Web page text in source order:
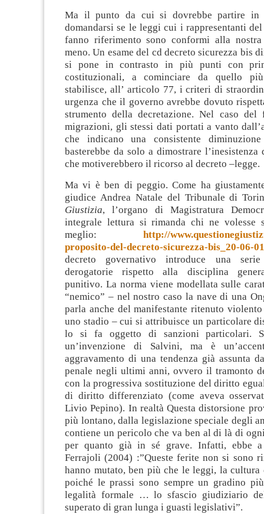
Ma il punto da cui si dovrebbe partire in
domandarsi se le leggi cui i rappresentanti
fanno riferimento sono conformi alla
meno. Un esame del cd decreto sicurezza bis
si pone in contrasto in più punti con
costituzionali, a cominciare da quello
stabilisce, all’ articolo 77, i criteri di
urgenza che il governo avrebbe dovuto
strumento della decretazione. Nel caso del
migrazioni, gli stessi dati portati a vanto
che indicano una consistente
basterebbe da solo a dimostrare
che motiverebbero il ricorso al decreto –legge.
Ma vi è ben di peggio. Come ha
giudice Andrea Natale del Tribunale di
Giustizia, l’organo di Magistratura
integrale lettura si rimanda chi ne volesse
meglio: http://
proposito-del-decreto-sicurezza-bis_20-06-
decreto governativo introduce una
derogatorie rispetto alla disciplina
punitivo. La norma viene modellata sulle
“nemico” – nel nostro caso la nave di una
parla anche del manifestante ritenuto
uno stadio – cui si attribuisce un particolare
lo si fa oggetto di sanzioni particolari.
un’invenzione di Salvini, ma è
aggravamento di una tendenza già assunta
penale negli ultimi anni, ovvero il tramonto
con la progressiva sostituzione del diritto
di diritto differenziato (come aveva
Livio Pepino). In realtà Questa distorsione
più lontano, dalla legislazione speciale degli
contiene un pericolo che va ben al di là di
per quanto già in sé grave. Infatti, ebbe
Ferrajoli (2004) :”Queste ferite non si sono
hanno mutato, ben più che le leggi, la
poiché le prassi sono sempre un gradino
legalità formale … lo sfascio giudiziario
superato di gran lunga i guasti legislativi”.